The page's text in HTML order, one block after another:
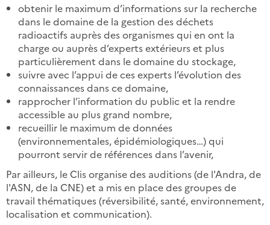
obtenir le maximum d’informations sur la recherche
dans le domaine de la gestion des déchets
radioactifs auprès des organismes qui en ont la
charge ou auprès d’experts extérieurs et plus
particulièrement dans le domaine du stockage,
suivre avec l’appui de ces experts l’évolution des
connaissances dans ce domaine,
rapprocher l’information du public et la rendre
accessible au plus grand nombre,
recueillir le maximum de données
(environnementales, épidémiologiques…) qui
pourront servir de références dans l’avenir,
Par ailleurs, le Clis organise des auditions (de l'Andra, de
l'ASN, de la CNE) et a mis en place des groupes de
travail thématiques (réversibilité, santé, environnement,
localisation et communication).